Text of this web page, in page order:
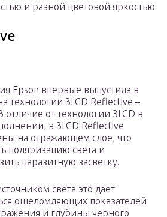
и разной цветовой яркостью
Epson впервые выпустила в
технологии 3LCD Reflective –
отличие от технологии 3LCD в
в 3LCD Reflective
на отражающем слое, что
поляризацию света и
паразитную засветку.
света это дает
ошеломляющих показателей
и глубины черного